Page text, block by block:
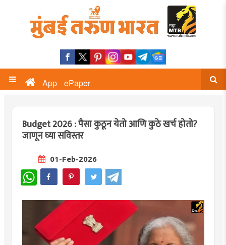
App ePaper
Budget 2026 : पैसा कुठून येतो आणि कुठे खर्च होतो?
जाणून घ्या सविस्तर
01-Feb-2026
WhatsApp